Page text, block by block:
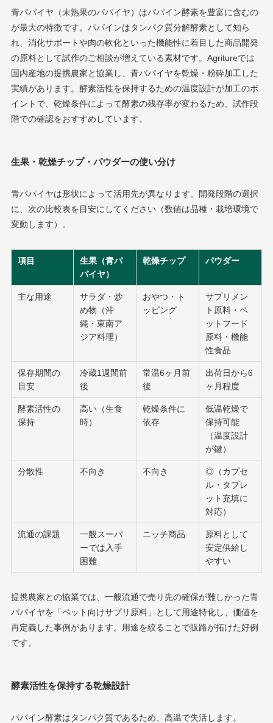
青パパイヤ（未熟果のパパイヤ）はパパイン酵素を豊富に含むの
が最大の特徴です。パパインはタンパク質分解酵素として知ら
れ、消化サポートや肉の軟化といった機能性に着目した商品開発
の原料として試作のご相談が増えている素材です。Agritureでは
国内産地の提携農家と協業し、青パパイヤを乾燥・粉砕加工した
実績があります。酵素活性を保持するための温度設計が加工のポ
イントで、乾燥条件によって酵素の残存率が変わるため、試作段
階での確認をおすすめしています。
生果・乾燥チップ・パウダーの使い分け
青パパイヤは形状によって活用先が異なります。開発段階の選択
に、次の比較表を目安にしてください（数値は品種・栽培環境で
変動します）。
項目
生果（青パ
パイヤ）
乾燥チップ パウダー
主な用途
サラダ・炒
め物（沖
縄・東南ア
ジア料理）
おやつ・ト
ッピング
サプリメン
ト原料・ペ
ットフード
原料・機能
性食品
保存期間の
目安
冷蔵1週間前
後
常温6ヶ月前
後
出荷日から6
ヶ月程度
酵素活性の
保持
高い（生食
時）
乾燥条件に
依存
低温乾燥で
保持可能
（温度設計
が鍵）
分散性 不向き 不向き
◎（カプセ
ル・タブレ
ット充填に
対応）
流通の課題
一般スーパ
ーでは入手
困難
ニッチ商品
原料として
安定供給し
やすい
提携農家との協業では、一般流通で売り先の確保が難しかった青
パパイヤを「ペット向けサプリ原料」として用途特化し、価値を
再定義した事例があります。用途を絞ることで販路が拓けた好例
です。
酵素活性を保持する乾燥設計
パパイン酵素はタンパク質であるため、高温で失活します。